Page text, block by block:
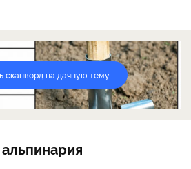
сканворд на дачную тему